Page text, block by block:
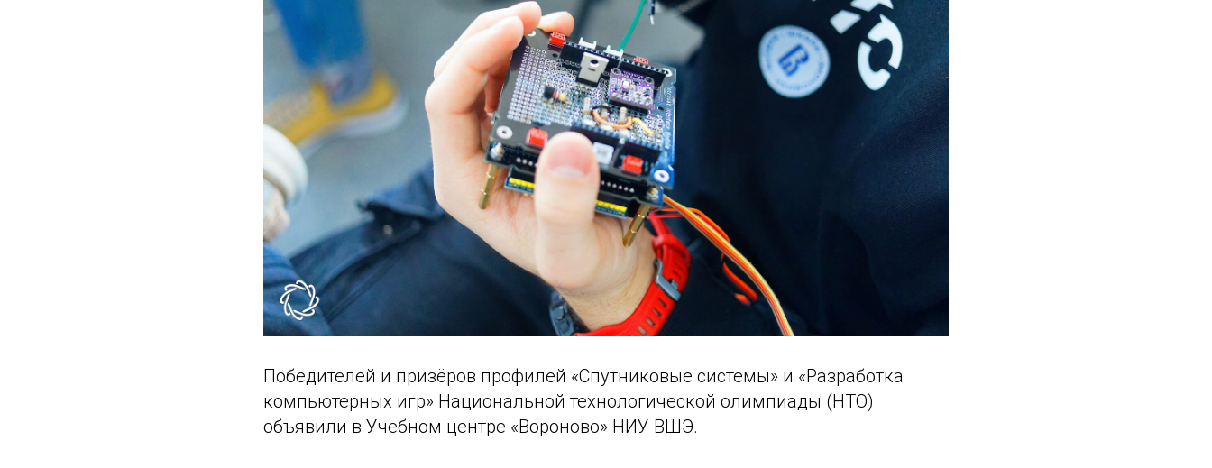
Победителей и призёров профилей «Спутниковые системы» и «Разработка
компьютерных игр» Национальной технологической олимпиады (НТО)
объявили в Учебном центре «Вороново» НИУ ВШЭ.